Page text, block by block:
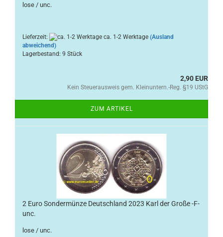
lose / unc.
Lieferzeit: ca. 1-2 Werktage (Ausland
abweichend)
Lagerbestand: 9 Stück
2,90 EUR
Kein Steuerausweis gem. Kleinuntern.-Reg. §19 UStG
ZUM ARTIKEL
2 Euro Sondermünze Deutschland 2023 Karl der Große -F-
unc.
lose / unc.